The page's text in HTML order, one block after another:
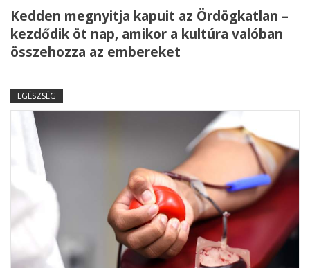
Kedden megnyitja kapuit az Ördögkatlan –
kezdődik öt nap, amikor a kultúra valóban
összehozza az embereket
EGÉSZSÉG